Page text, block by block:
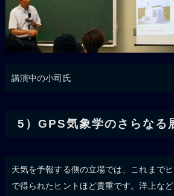
講演中の小司氏
5）GPS気象学のさらなる
天気を予報する側の立場では、これまで
で得られたヒントほど貴重です。洋上な